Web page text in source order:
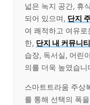
넓은 녹지 공간, 휴
되어 있으며, 단지
여 쾌적하고 여유
한, 단지 내 커뮤니
습장, 독서실, 어린
의를 더욱 높였습니
스마트트라움 주상
를 통해 선택의 폭